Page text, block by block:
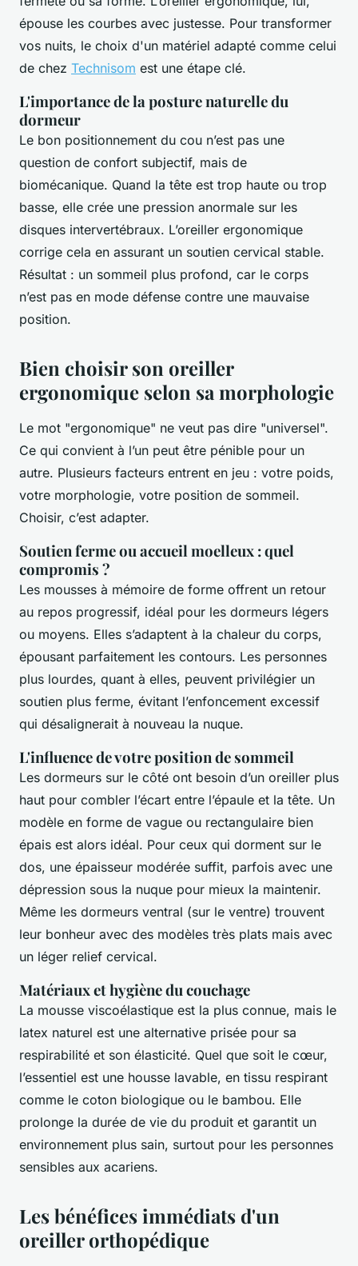
épouse les courbes avec justesse. Pour transformer
vos nuits, le choix d'un matériel adapté comme celui
de chez Technisom est une étape clé.
L'importance de la posture naturelle du
dormeur
Le bon positionnement du cou n’est pas une
question de confort subjectif, mais de
biomécanique. Quand la tête est trop haute ou trop
basse, elle crée une pression anormale sur les
disques intervertébraux. L’oreiller ergonomique
corrige cela en assurant un soutien cervical stable.
Résultat : un sommeil plus profond, car le corps
n’est pas en mode défense contre une mauvaise
position.
Bien choisir son oreiller
ergonomique selon sa morphologie
Le mot "ergonomique" ne veut pas dire "universel".
Ce qui convient à l’un peut être pénible pour un
autre. Plusieurs facteurs entrent en jeu : votre poids,
votre morphologie, votre position de sommeil.
Choisir, c’est adapter.
Soutien ferme ou accueil moelleux : quel
compromis ?
Les mousses à mémoire de forme offrent un retour
au repos progressif, idéal pour les dormeurs légers
ou moyens. Elles s’adaptent à la chaleur du corps,
épousant parfaitement les contours. Les personnes
plus lourdes, quant à elles, peuvent privilégier un
soutien plus ferme, évitant l’enfoncement excessif
qui désalignerait à nouveau la nuque.
L'influence de votre position de sommeil
Les dormeurs sur le côté ont besoin d’un oreiller plus
haut pour combler l’écart entre l’épaule et la tête. Un
modèle en forme de vague ou rectangulaire bien
épais est alors idéal. Pour ceux qui dorment sur le
dos, une épaisseur modérée suffit, parfois avec une
dépression sous la nuque pour mieux la maintenir.
Même les dormeurs ventral (sur le ventre) trouvent
leur bonheur avec des modèles très plats mais avec
un léger relief cervical.
Matériaux et hygiène du couchage
La mousse viscoélastique est la plus connue, mais le
latex naturel est une alternative prisée pour sa
respirabilité et son élasticité. Quel que soit le cœur,
l’essentiel est une housse lavable, en tissu respirant
comme le coton biologique ou le bambou. Elle
prolonge la durée de vie du produit et garantit un
environnement plus sain, surtout pour les personnes
sensibles aux acariens.
Les bénéfices immédiats d'un
oreiller orthopédique